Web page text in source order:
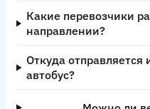
Какие перевозчики
направлении?
Откуда отправляется
автобус?